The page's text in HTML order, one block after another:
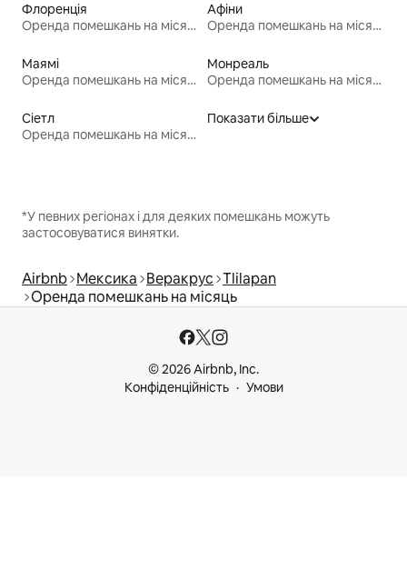
Флоренція
Оренда помешкань на місяць
Афіни
Оренда помешкань на місяць
Маямі
Оренда помешкань на місяць
Монреаль
Оренда помешкань на місяць
Сіетл
Оренда помешкань на місяць
Показати більше
*У певних регіонах і для деяких помешкань можуть
застосовуватися винятки.
Airbnb Мексика Веракрус Tlilapan
Оренда помешкань на місяць
© 2026 Airbnb, Inc.
Конфіденційність
Умови